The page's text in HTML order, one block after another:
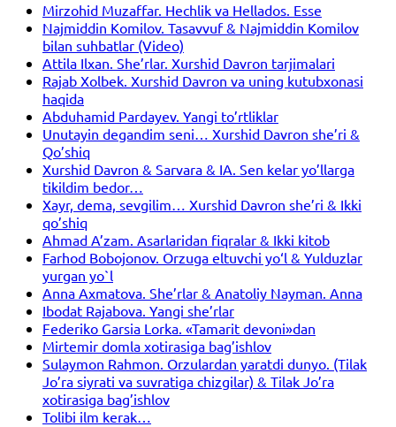
Mirzohid Muzaffar. Hechlik va Hellados. Esse
Najmiddin Komilov. Tasavvuf & Najmiddin Komilov
bilan suhbatlar (Video)
Attila Ilxan. She’rlar. Xurshid Davron tarjimalari
Rajab Xolbek. Xurshid Davron va uning kutubxonasi
haqida
Abduhamid Pardayev. Yangi to’rtliklar
Unutayin degandim seni… Xurshid Davron she’ri &
Qo’shiq
Xurshid Davron & Sarvara & IA. Sen kelar yo’llarga
tikildim bedor…
Xayr, dema, sevgilim… Xurshid Davron she’ri & Ikki
qo’shiq
Ahmad A’zam. Asarlaridan fiqralar & Ikki kitob
Farhod Bobojonov. Orzuga eltuvchi yo‘l & Yulduzlar
yurgan yo`l
Anna Axmatova. She’rlar & Anatoliy Nayman. Anna
Ibodat Rajabova. Yangi she’rlar
Federiko Garsia Lorka. «Tamarit devoni»dan
Mirtemir domla xotirasiga bag’ishlov
Sulaymon Rahmon. Orzulardan yaratdi dunyo. (Tilak
Jo’ra siyrati va suvratiga chizgilar) & Tilak Jo’ra
xotirasiga bag’ishlov
Tolibi ilm kerak…